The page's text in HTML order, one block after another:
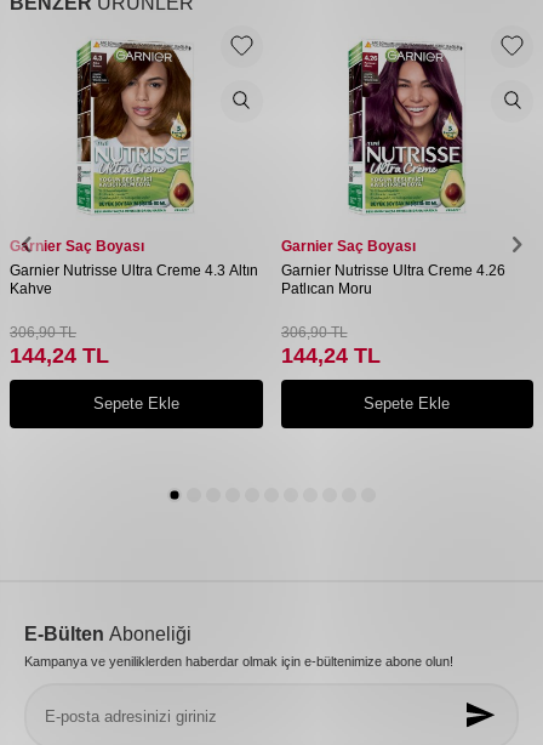
Garnier Saç Boyası
Garnier Nutrisse Ultra Creme 4.3 Altın
Kahve
306,90TL
144,24 TL
Sepete Ekle
Garnier Saç Boyası
Garnier Nutrisse Ultra Creme 4.26
Patlıcan Moru
306,90TL
144,24TL
Sepete Ekle
E-Bülten Aboneliği
Kampanya ve yeniliklerden haberdar olmak için e-bültenimize abone olun!